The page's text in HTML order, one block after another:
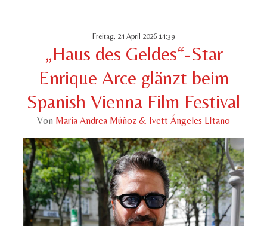
Freitag, 24 April 2026 14:39
„Haus des Geldes“-Star
Enrique Arce glänzt beim
Spanish Vienna Film Festival
Von María Andrea Múñoz & Ivett Ángeles LItano